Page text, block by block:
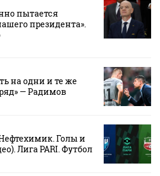
пытается
президента».
на одни и те же
— Радимов
Голы и
Лига PARI. Футбол